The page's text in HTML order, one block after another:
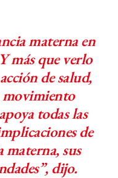
materna en
más que verlo
de salud,
movimiento
todas las
de
materna, sus
dijo.